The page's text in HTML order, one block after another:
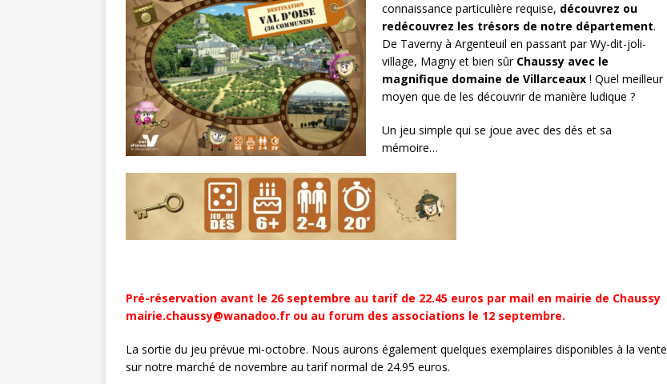
connaissance particulière requise, découvrez ou
redécouvrez les trésors de notre département.
De Taverny à Argenteuil en passant par Wy-dit-joli-
village, Magny et bien sûr Chaussy avec le
magnifique domaine de Villarceaux ! Quel meilleur
moyen que de les découvrir de manière ludique ?
Un jeu simple qui se joue avec des dés et sa
mémoire…
Pré-réservation avant le 26 septembre au tarif de 22.45 euros par mail en mairie de Chaussy
mairie.chaussy@wanadoo.fr ou au forum des associations le 12 septembre.
La sortie du jeu prévue mi-octobre. Nous aurons également quelques exemplaires disponibles à la vente
sur notre marché de novembre au tarif normal de 24.95 euros.